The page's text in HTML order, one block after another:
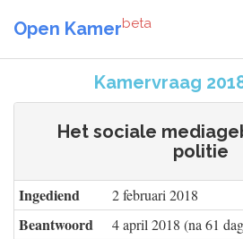
Open Kamerbeta
Kamervraag
Het sociale
politie
Ingediend 2 februari 2018
Beantwoord 4 april 2018 (na 61